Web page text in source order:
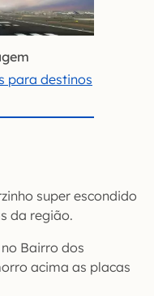
para destinos
super escondido
da região.
Bairro dos
acima as placas